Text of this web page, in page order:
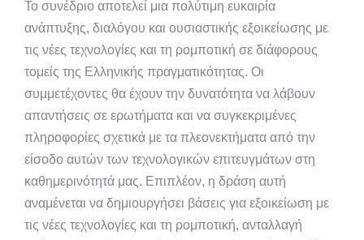
Το συνέδριο αποτελεί μια πολύτιμη ευκαιρία
ανάπτυξης, διαλόγου και ουσιαστικής εξοικείωσης με
τις νέες τεχνολογίες και τη ρομποτική σε διάφορους
τομείς της Ελληνικής πραγματικότητας. Οι
συμμετέχοντες θα έχουν την δυνατότητα να λάβουν
απαντήσεις σε ερωτήματα και να συγκεκριμένες
πληροφορίες σχετικά με τα πλεονεκτήματα από την
είσοδο αυτών των τεχνολογικών επιτευγμάτων στη
καθημερινότητά μας. Επιπλέον, η δράση αυτή
αναμένεται να δημιουργήσει βάσεις για εξοικείωση με
τις νέες τεχνολογίες και τη ρομποτική, ανταλλαγή